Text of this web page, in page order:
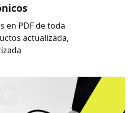
en PDF de toda
actualizada,